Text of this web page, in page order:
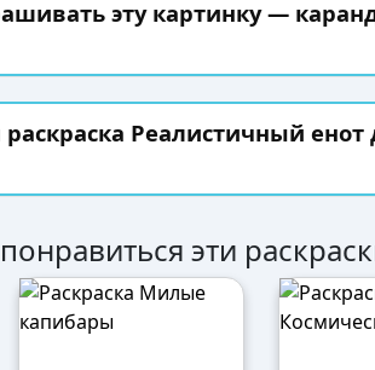
эту картинку —
Реалистичный енот
эти